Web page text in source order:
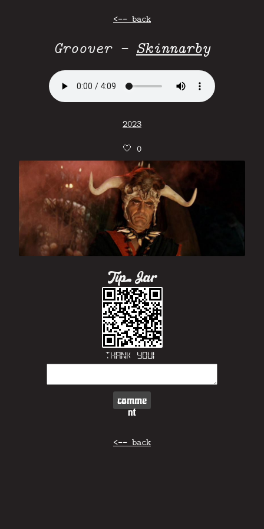
<-- back
Groover - Skinnarby
2023
🤍 0
Tip Jar
Thank you!
comme
nt
<-- back